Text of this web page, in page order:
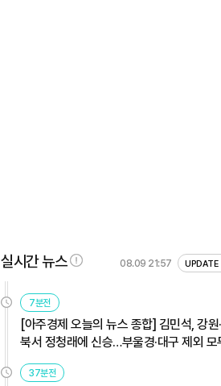
실시간 뉴스 08.09 21:57 UPDATE
7분전
[아주경제 오늘의 뉴스 종합] 김민석, 강원
북서 정청래에 신승…부울경·대구 제외 모
었다 外
37분전